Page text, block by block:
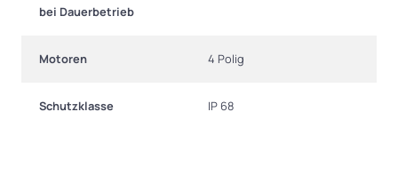
bei Dauerbetrieb
Motoren 4 Polig
Schutzklasse IP 68